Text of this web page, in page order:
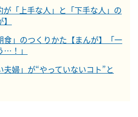
が「上手な人」と「下手な人」の
食」のつくりかた【まんが】「一
…！」
夫婦」が“やっていないコト”と